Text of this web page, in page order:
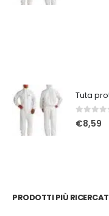
Tuta
0Su 5
€8,59
PRODOTTI PIÙ